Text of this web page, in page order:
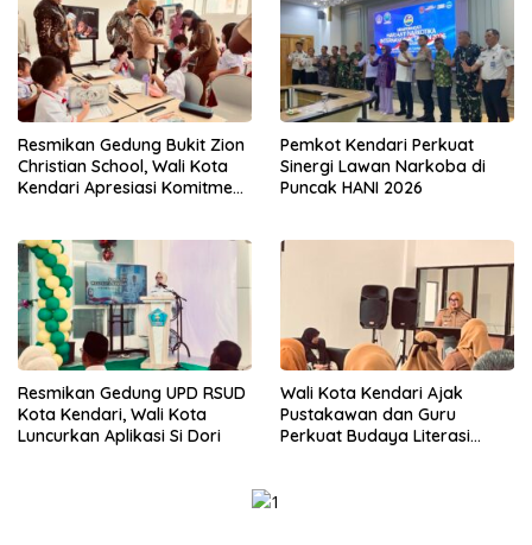
Resmikan Gedung Bukit Zion
Christian School, Wali Kota
Kendari Apresiasi Komitmen
Pemkot Kendari Perkuat
Sinergi Lawan Narkoba di
Puncak HANI 2026
Resmikan Gedung UPD RSUD
Kota Kendari, Wali Kota
Luncurkan Aplikasi Si Dori
Wali Kota Kendari Ajak
Pustakawan dan Guru
Perkuat Budaya Literasi